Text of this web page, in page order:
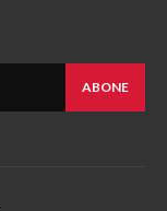
ABONE